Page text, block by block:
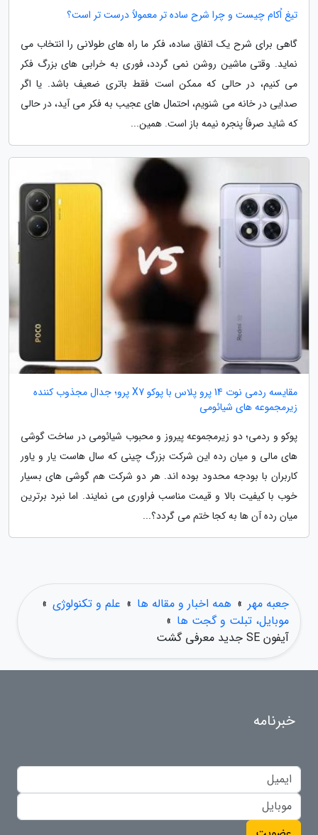
تیغ اُکام چیست و چرا شرح ساده تر معمولاً درست تر است؟
گاهی برای شرح یک اتفاق ساده، فکر ما راه های طولانی را انتخاب می
نماید. وقتی ماشین روشن نمی گردد، فوری به خرابی های بزرگ فکر
می کنیم، در حالی که ممکن است فقط باتری ضعیف باشد. یا اگر
صدایی در خانه می شنویم، احتمال های عجیب به فکر می آید، در حالی
که شاید صرفاً پنجره نیمه باز است. همین...
مقایسه ردمی نوت 14 پرو پلاس با پوکو X7 پرو؛ جدال مجذوب کننده
زیرمجموعه های شیائومی
پوکو و ردمی؛ دو زیرمجموعه پیروز و محبوب شیائومی در ساخت گوشی
های مالی و میان رده این شرکت بزرگ چینی که سال هاست یار و یاور
کاربران با بودجه محدود بوده اند. هر دو شرکت هم گوشی های بسیار
خوب با کیفیت بالا و قیمت مناسب فراوری می نمایند. اما نبرد برترین
میان رده آن ها به کجا ختم می گردد؟...
جعبه مهر » همه اخبار و مقاله ها » علم و تکنولوژی »
موبایل، تبلت و گجت ها »
آیفون SE جدید معرفی گشت
خبرنامه